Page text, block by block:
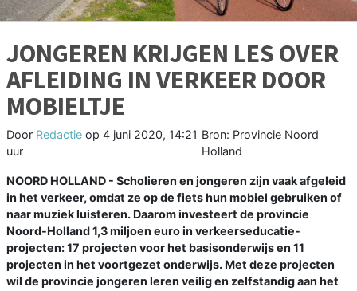
JONGEREN KRIJGEN LES OVER
AFLEIDING IN VERKEER DOOR
MOBIELTJE
Door Redactie op 4 juni 2020, 14:21
uur
Bron: Provincie Noord
Holland
NOORD HOLLAND - Scholieren en jongeren zijn vaak afgeleid
in het verkeer, omdat ze op de fiets hun mobiel gebruiken of
naar muziek luisteren. Daarom investeert de provincie
Noord-Holland 1,3 miljoen euro in verkeerseducatie-
projecten: 17 projecten voor het basisonderwijs en 11
projecten in het voortgezet onderwijs. Met deze projecten
wil de provincie jongeren leren veilig en zelfstandig aan het